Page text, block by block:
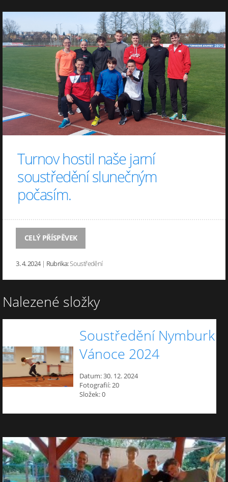
Turnov hostil naše jarní
soustředění slunečným
počasím.
CELÝ PŘÍSPĚVEK
3. 4. 2024 | Rubrika:Soustředění
Nalezené složky
Soustředění Nymburk
Vánoce 2024
Datum:30. 12. 2024
Fotografií:20
Složek:0